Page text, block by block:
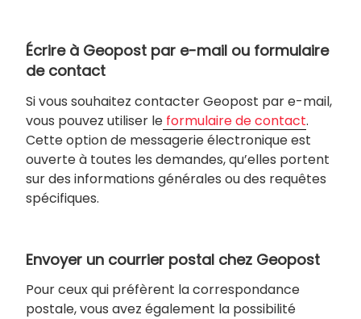
Écrire à Geopost par e-mail ou formulaire
de contact
Si vous souhaitez contacter Geopost par e-mail,
vous pouvez utiliser le formulaire de contact.
Cette option de messagerie électronique est
ouverte à toutes les demandes, qu’elles portent
sur des informations générales ou des requêtes
spécifiques.
Envoyer un courrier postal chez Geopost
Pour ceux qui préfèrent la correspondance
postale, vous avez également la possibilité